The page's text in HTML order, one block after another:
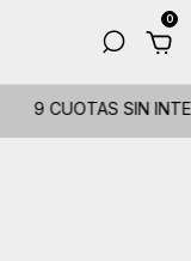
0
9 CUOTAS SIN